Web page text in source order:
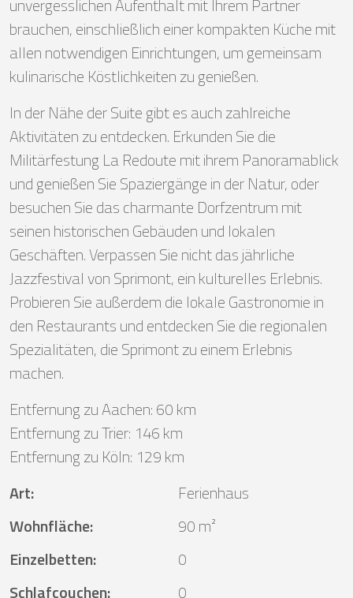
unvergesslichen Aufenthalt mit Ihrem Partner
brauchen, einschließlich einer kompakten Küche mit
allen notwendigen Einrichtungen, um gemeinsam
kulinarische Köstlichkeiten zu genießen.
In der Nähe der Suite gibt es auch zahlreiche
Aktivitäten zu entdecken. Erkunden Sie die
Militärfestung La Redoute mit ihrem Panoramablick
und genießen Sie Spaziergänge in der Natur, oder
besuchen Sie das charmante Dorfzentrum mit
seinen historischen Gebäuden und lokalen
Geschäften. Verpassen Sie nicht das jährliche
Jazzfestival von Sprimont, ein kulturelles Erlebnis.
Probieren Sie außerdem die lokale Gastronomie in
den Restaurants und entdecken Sie die regionalen
Spezialitäten, die Sprimont zu einem Erlebnis
machen.
Entfernung zu Aachen: 60 km
Entfernung zu Trier: 146 km
Entfernung zu Köln: 129 km
Art:
Ferienhaus
Wohnfläche:
90 m²
Einzelbetten:
0
Schlafcouchen: 0